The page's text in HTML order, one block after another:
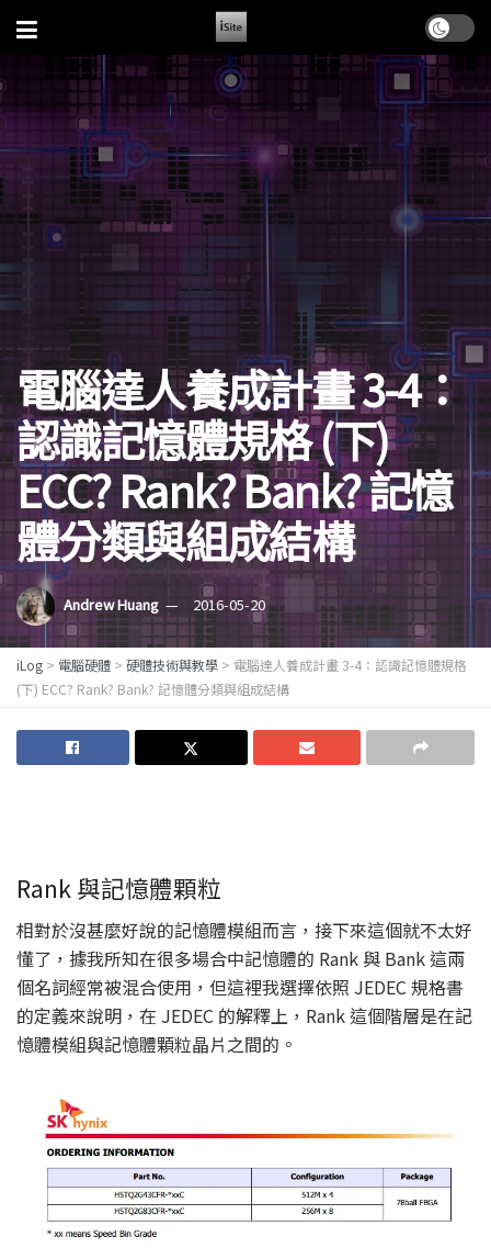
電腦達人養成計畫 3-4：
認識記憶體規格 (下)
ECC? Rank? Bank? 記憶
體分類與組成結構
Andrew Huang 2016-05-20
iLog > 電腦硬體 > 硬體技術與教學 > 電腦達人養成計畫 3-4：認識記憶體規格
(下) ECC? Rank? Bank? 記憶體分類與組成結構
Rank 與記憶體顆粒
相對於沒甚麼好說的記憶體模組而言，接下來這個就不太好
懂了，據我所知在很多場合中記憶體的 Rank 與 Bank 這兩
個名詞經常被混合使用，但這裡我選擇依照 JEDEC 規格書
的定義來說明，在 JEDEC 的解釋上，Rank 這個階層是在記
憶體模組與記憶體顆粒晶片之間的。